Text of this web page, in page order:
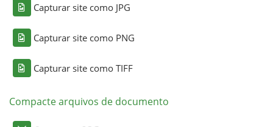
Capturar site como JPG
Capturar site como PNG
Capturar site como TIFF
Compacte arquivos de documento